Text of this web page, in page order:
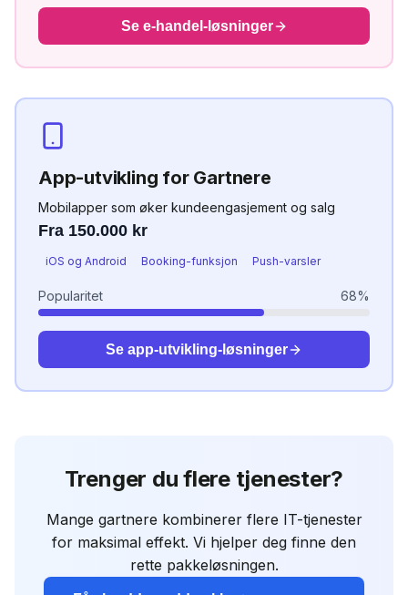
Se e-handel -løsninger
App-utvikling for Gartnere
Mobilapper som øker kundeengasjement og salg
Fra 150.000 kr
iOS og Android Booking-funksjon Push-varsler
Popularitet 68%
Se app-utvikling-løsninger
Trenger du flere tjenester?
Mange gartnere kombinerer flere IT-tjenester
for maksimal effekt. Vi hjelper deg finne den
rette pakkeløsningen.